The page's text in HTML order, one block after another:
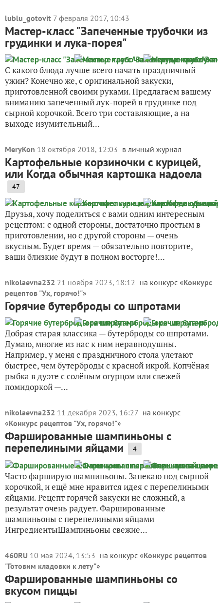
lublu_gotovit 7 февраля 2017, 10:43
Мастер-класс "Запеченные трубочки из
грудинки и лука-порея"
С какого блюда лучше всего начать праздничный
ужин? Конечно же, с оригинальной закуски,
приготовленной своими руками. Предлагаем вашему
вниманию запеченный лук-порей в грудинке под
сырной корочкой. Всего три составляющие, а на
выходе изумительный...
MeryKon 18 октября 2018, 12:03 в личный журнал
Картофельные корзиночки с курицей,
или Когда обычная картошка надоела
47
Друзья, хочу поделиться с вами одним интересным
рецептом: с одной стороны, достаточно простым в
приготовлении, но с другой стороны — очень
вкусным. Будет время — обязательно повторите,
ваши близкие будут в полном восторге!...
nikolaevna232 21 ноября 2023, 18:12 на конкурс «Конкурс
рецептов "Ух, горячо!"»
Горячие бутерброды со шпротами
Добрая старая классика — бутерброды со шпротами.
Думаю, многие из нас к ним неравнодушны.
Например, у меня с праздничного стола улетают
быстрее, чем бутерброды с красной икрой. Копчёная
рыбка в дуэте с солёным огурцом или свежей
помидоркой —...
nikolaevna232 11 декабря 2023, 16:27 на конкурс
«Конкурс рецептов "Ух, горячо!"»
Фаршированные шампиньоны с
перепелиными яйцами 4
Часто фарширую шампиньоны. Запекаю под сырной
корочкой, и ещё мне нравится идея с перепелиными
яйцами. Рецепт горячей закуски не сложный, а
результат очень радует. Фаршированные
шампиньоны с перепелиными яйцами
ИнгредиентыШампиньоны свежие...
460RU 10 мая 2024, 13:53 на конкурс «Конкурс рецептов
"Готовим кладовки к лету"»
Фаршированные шампиньоны со
вкусом пиццы